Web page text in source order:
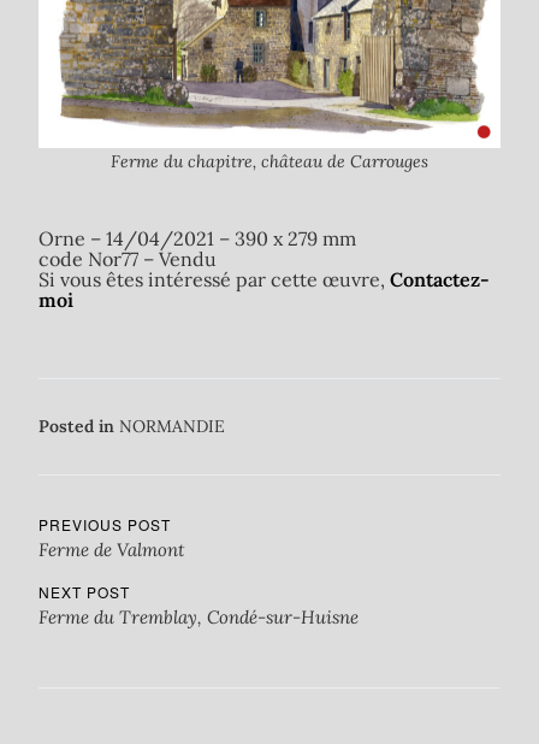
Ferme du chapitre, château de Carrouges
Orne – 14/04/2021 – 390 x 279 mm
code Nor77 – Vendu
Si vous êtes intéressé par cette œuvre, Contactez-
moi
Posted in NORMANDIE
PREVIOUS POST
Ferme de Valmont
NEXT POST
Ferme du Tremblay, Condé-sur-Huisne